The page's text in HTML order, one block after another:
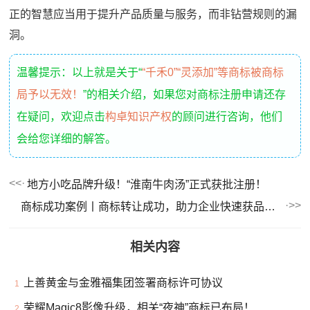
正的智慧应当用于提升产品质量与服务，而非钻营规则的漏
洞。
温馨提示：以上就是关于““千禾0”“灵添加”等商标被商标
局予以无效！”的相关介绍，如果您对商标注册申请还存
在疑问，欢迎点击构卓知识产权的顾问进行咨询，他们
会给您详细的解答。
地方小吃品牌升级！“淮南牛肉汤”正式获批注册！
商标成功案例丨商标转让成功，助力企业快速获品牌资产
相关内容
1 上善黄金与金雅福集团签署商标许可协议
荣耀Magic8影像升级，相关“夜神”商标已布局！